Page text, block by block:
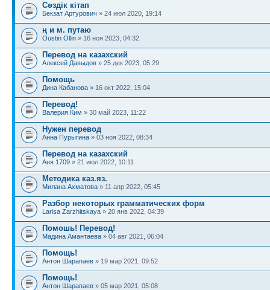
Сөздік кітап
Бекзат Артурович » 24 июл 2020, 19:14
ң и м. путаю
Oustin Ollin » 16 ноя 2023, 04:32
Перевод на казахский
Алексей Давыдов » 25 дек 2023, 05:29
Помощь
Дина Кабанова » 16 окт 2022, 15:04
Перевод!
Валерия Ким » 30 май 2023, 11:22
Нужен перевод
Анна Пурыгина » 03 ноя 2022, 08:34
Перевод на казахский
Аня 1709 » 21 июл 2022, 10:11
Методика каз.яз.
Милана Ахматова » 11 апр 2022, 05:45
Разбор некоторых грамматических форм
Larisa Zarzhitskaya » 20 янв 2022, 04:39
Помошь! Перевод!
Мадина Амантаева » 04 авг 2021, 06:04
Помощь!
Антон Шарапаев » 19 мар 2021, 09:52
Помощь!
Антон Шарапаев » 05 мар 2021, 05:08